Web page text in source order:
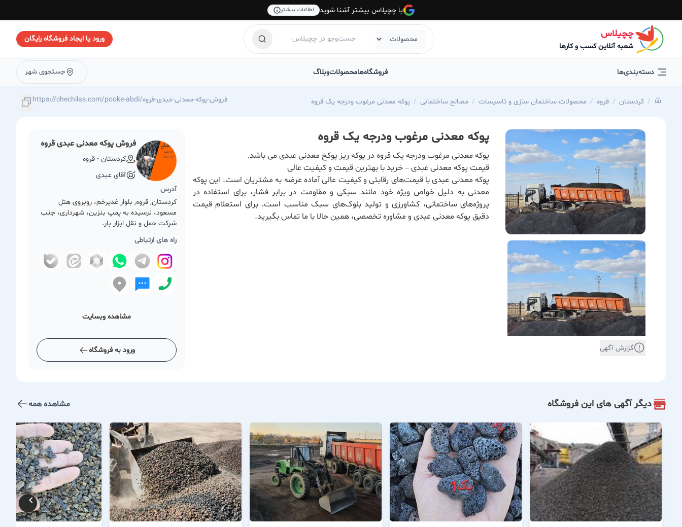
با چچیلاس بیشتر آشنا شوید اطلاعات بیشتر
چچیلاس
شعبه آنلاین کسب و کارها
ورود یا ایجاد فروشگاه رایگان
دسته‌بندی‌ها فروشگاه‌هامحصولاتوبلاگ جستجوی شهر
كردستان قروه محصولات ساختمان سازی و تاسیسات مصالح ساختمانی پوکه معدنی مرغوب ودرجه یک قروه https://chechilas.com/pooke-abdi/فروش-پوکه-معدنی-عبدی-قروه
گزارش آگهی
پوکه معدنی مرغوب ودرجه یک قروه
پوکه معدنی مرغوب ودرجه یک قروه در پوکه ریز پوکخ معدنی عبدی می باشد.
قیمت پوکه معدنی عبدی – خرید با بهترین قیمت و کیفیت عالی
پوکه معدنی عبدی با قیمت‌های رقابتی و کیفیت عالی آماده عرضه به مشتریان است. این پوکه
معدنی به دلیل خواص ویژه خود مانند سبکی و مقاومت در برابر فشار، برای استفاده در
پروژه‌های ساختمانی، کشاورزی و تولید بلوک‌های سبک مناسب است. برای استعلام قیمت
دقیق پوکه معدنی عبدی و مشاوره تخصصی، همین حالا با ما تماس بگیرید.
فروش پوکه معدنی عبدی قروه
كردستان - قروه
آقای عبدی
آدرس
كردستان, قروه, بلوار غدیرخم، روبروی هتل
مسعود، نرسیده به پمپ بنزین، شهرداری، جنب
شرکت حمل و نقل ابزار بار.
راه های ارتباطی
مشاهده وبسایت
ورود به فروشگاه
دیگر آگهی های این فروشگاه مشاهده همه